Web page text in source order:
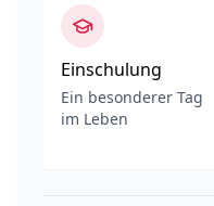
Einschulung
Ein besonderer Tag
im Leben